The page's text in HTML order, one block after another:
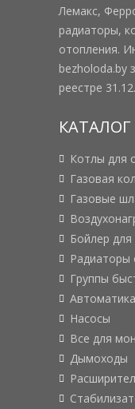
Лемакс,
радиаторы,
отопления.
bezholoda.by
реестре
КАТАЛОГ
Котлы для
Газовая
Газовые
Бойлер
Радиаторы
Группы
Насосы
Все для
Дымоходы